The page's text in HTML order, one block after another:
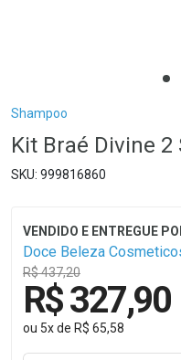
Breadcrumb
Shampoo
Kit Braé Divine
999816860
Doce Beleza
R$ 437,20
R$ 327,90
ou 5xde R$ 65,58